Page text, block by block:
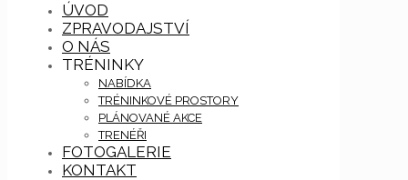
ÚVOD
ZPRAVODAJSTVÍ
O NÁS
TRÉNINKY
NABÍDKA
TRÉNINKOVÉ PROSTORY
PLÁNOVANÉ AKCE
TRENÉŘI
FOTOGALERIE
KONTAKT